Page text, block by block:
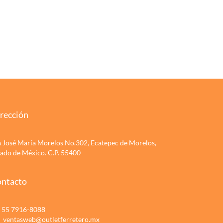
José María Morelos No.302, Ecatepec de Morelos,
de México. C.P. 55400
55 7916-8088
ventasweb@outletferretero.mx